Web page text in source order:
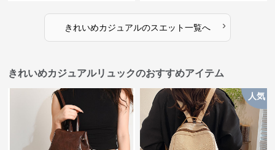
きれいめカジュアルのスエット一覧へ ›
きれいめカジュアルリュックのおすすめアイテム
人気